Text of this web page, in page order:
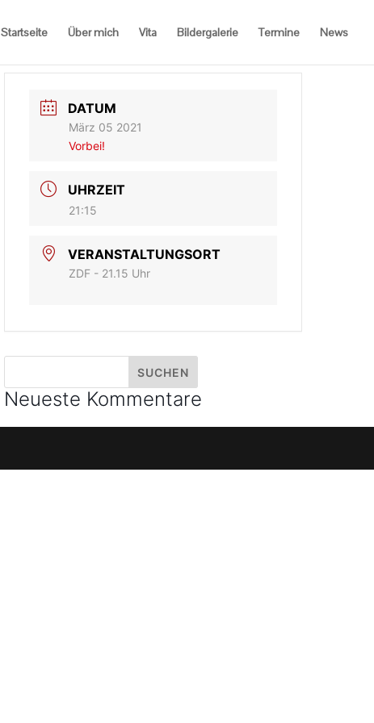
Startseite Über mich Vita Bildergalerie Termine News
DATUM
März 05 2021
Vorbei!
UHRZEIT
21:15
VERANSTALTUNGSORT
ZDF - 21.15 Uhr
Neueste Kommentare